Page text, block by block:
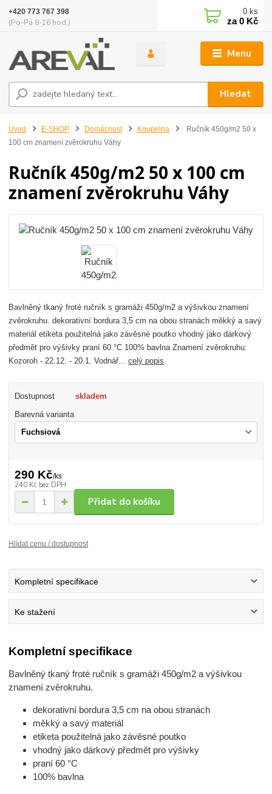
Menu
Hledat
+420 773 767 398
(Po-Pá 8-16 hod.)
0 ks
za0 Kč
Úvod E-SHOP Domácnost Koupelna
Ručník 450g/m2 50 x
100 cm znamení zvěrokruhu Váhy
Ručník 450g/m2 50 x 100 cm
znamení zvěrokruhu Váhy
Bavlněný tkaný froté ručník s gramáži 450g/m2 a výšivkou znamení
zvěrokruhu. dekorativní bordura 3,5 cm na obou stranách měkký a savý
materiál etiketa použitelná jako závěsné poutko vhodný jako dárkový
předmět pro výšivky praní 60 °C 100% bavlna Znamení zvěrokruhu:
Kozoroh - 22.12. - 20.1. Vodnář...celý popis
Dostupnost skladem
Barevná varianta
290 Kč/ks
240 Kč bez DPH
Přidat do košíku
Hlídat cenu / dostupnost
Kompletní specifikace
Ke stažení
Kompletní specifikace
Bavlněný tkaný froté ručník s gramáži 450g/m2 a výšivkou
znamení zvěrokruhu.
dekorativní bordura 3,5 cm na obou stranách
měkký a savý materiál
etiketa použitelná jako závěsné poutko
vhodný jako dárkový předmět pro výšivky
praní 60 °C
100% bavlna